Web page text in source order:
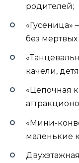
родителей;
без мертвых
качели,
«Цепочная
«Мини-
маленькие